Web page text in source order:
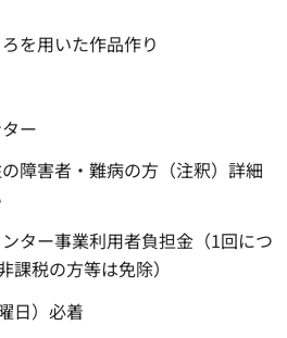
を用いた作品作り
ー
障害者・難病の方（注釈）詳細
ター事業利用者負担金（1回につ
課税の方等は免除）
日）必着